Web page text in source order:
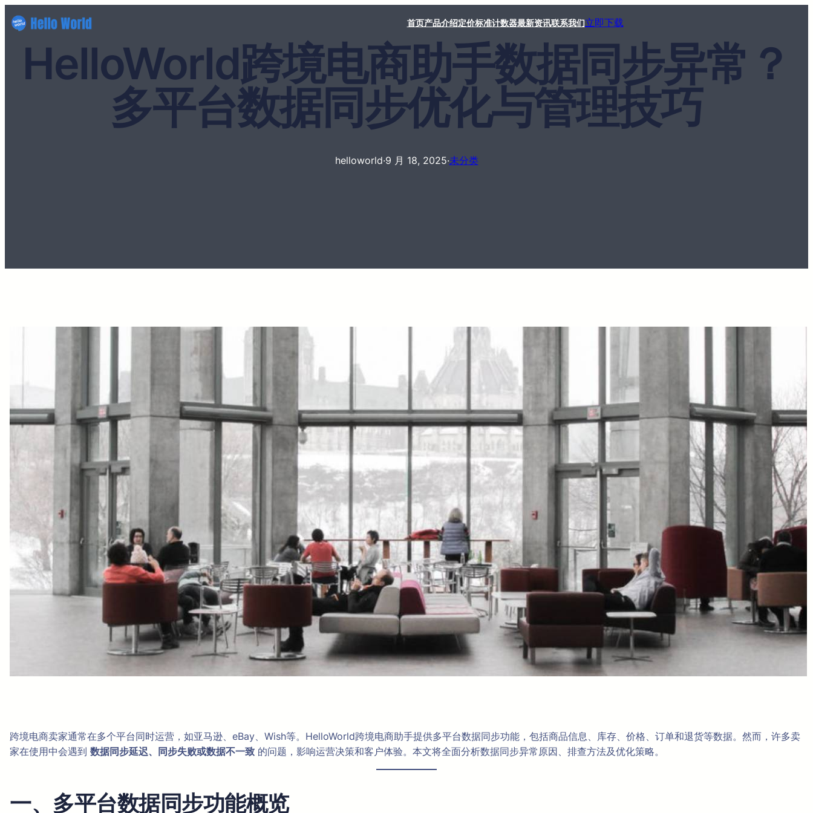
首页产品介绍定价标准计数器最新资讯联系我们立即下载
HelloWorld跨境电商助手数据同步异常？
多平台数据同步优化与管理技巧
helloworld·9 月 18, 2025·未分类
跨境电商卖家通常在多个平台同时运营，如亚马逊、eBay、Wish等。HelloWorld跨境电商助手提供多平台数据同步功能，包括商品信息、库存、价格、订单和退货等数据。然而，许多卖
家在使用中会遇到 数据同步延迟、同步失败或数据不一致 的问题，影响运营决策和客户体验。本文将全面分析数据同步异常原因、排查方法及优化策略。
一、多平台数据同步功能概览